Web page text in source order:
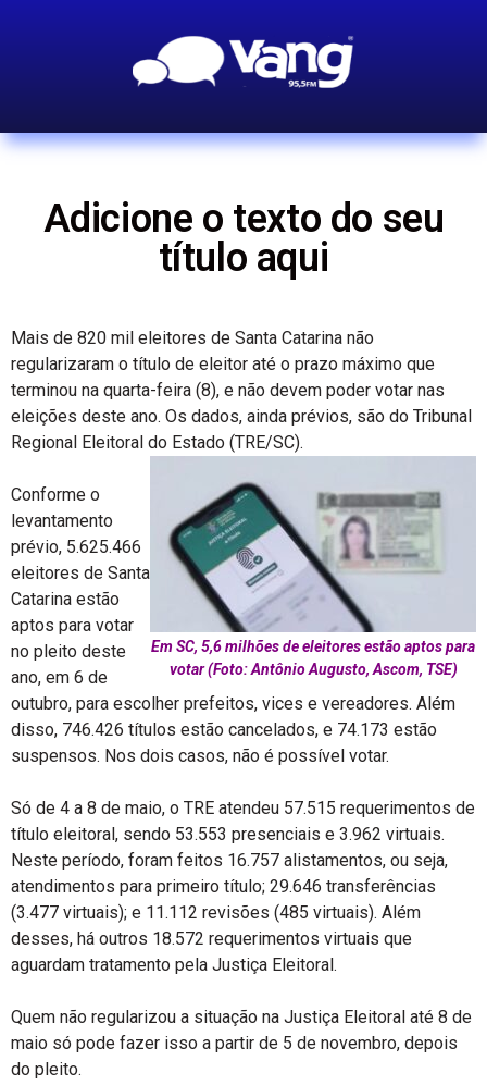
Adicione o texto do seu
título aqui
Mais de 820 mil eleitores de Santa Catarina não
regularizaram o título de eleitor até o prazo máximo que
terminou na quarta-feira (8), e não devem poder votar nas
eleições deste ano. Os dados, ainda prévios, são do Tribunal
Regional Eleitoral do Estado (TRE/SC).
Em SC, 5,6 milhões de eleitores estão aptos para
votar (Foto: Antônio Augusto, Ascom, TSE)
Conforme o
levantamento
prévio, 5.625.466
eleitores de Santa
Catarina estão
aptos para votar
no pleito deste
ano, em 6 de
outubro, para escolher prefeitos, vices e vereadores. Além
disso, 746.426 títulos estão cancelados, e 74.173 estão
suspensos. Nos dois casos, não é possível votar.
Só de 4 a 8 de maio, o TRE atendeu 57.515 requerimentos de
título eleitoral, sendo 53.553 presenciais e 3.962 virtuais.
Neste período, foram feitos 16.757 alistamentos, ou seja,
atendimentos para primeiro título; 29.646 transferências
(3.477 virtuais); e 11.112 revisões (485 virtuais). Além
desses, há outros 18.572 requerimentos virtuais que
aguardam tratamento pela Justiça Eleitoral.
Quem não regularizou a situação na Justiça Eleitoral até 8 de
maio só pode fazer isso a partir de 5 de novembro, depois
do pleito.